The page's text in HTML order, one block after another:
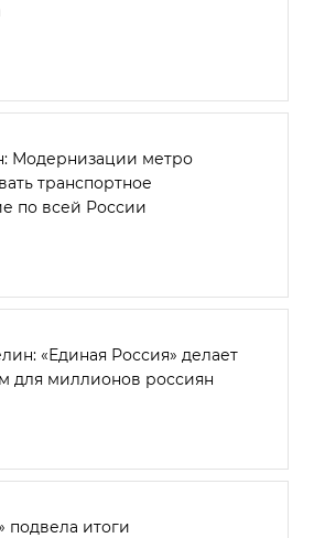
Модернизации метро
транспортное
по всей России
«Единая Россия» делает
для миллионов россиян
подвела итоги